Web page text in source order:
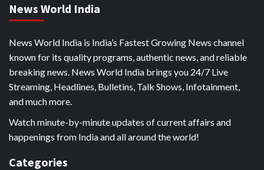
News World India
News World India is India’s Fastest Growing News channel
known for its quality programs, authentic news, and reliable
breaking news. News World India brings you 24/7 Live
Streaming, Headlines, Bulletins, Talk Shows, Infotainment,
and much more.
Watch minute-by-minute updates of current affairs and
happenings from India and all around the world!
Categories